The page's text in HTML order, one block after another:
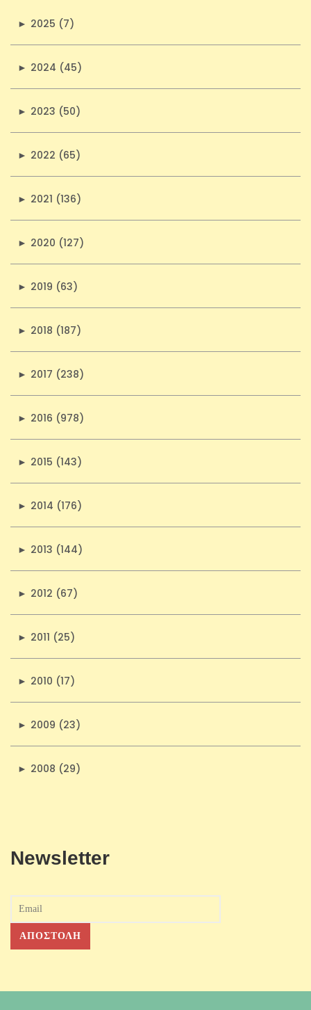
► 2025 (7)
► 2024 (45)
► 2023 (50)
► 2022 (65)
► 2021 (136)
► 2020 (127)
► 2019 (63)
► 2018 (187)
► 2017 (238)
► 2016 (978)
► 2015 (143)
► 2014 (176)
► 2013 (144)
► 2012 (67)
► 2011 (25)
► 2010 (17)
► 2009 (23)
► 2008 (29)
Newsletter